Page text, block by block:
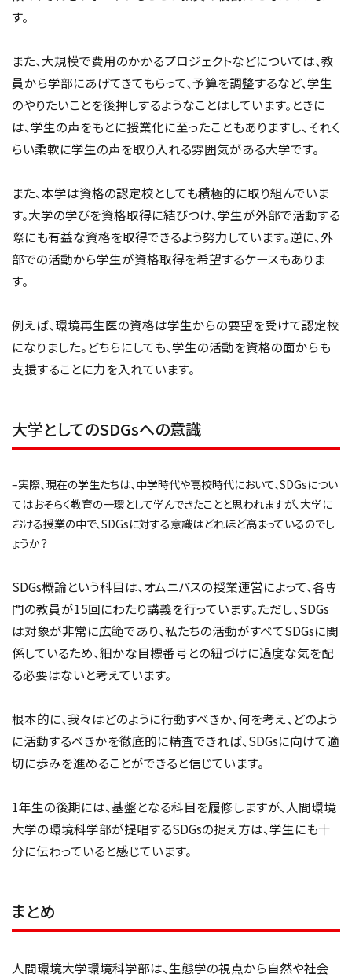
す。
また、大規模で費用のかかるプロジェクトなどについては、教
員から学部にあげてきてもらって、予算を調整するなど、学生
のやりたいことを後押しするようなことはしています。ときに
は、学生の声をもとに授業化に至ったこともありますし、それく
らい柔軟に学生の声を取り入れる雰囲気がある大学です。
また、本学は資格の認定校としても積極的に取り組んでいま
す。大学の学びを資格取得に結びつけ、学生が外部で活動する
際にも有益な資格を取得できるよう努力しています。逆に、外
部での活動から学生が資格取得を希望するケースもありま
す。
例えば、環境再生医の資格は学生からの要望を受けて認定校
になりました。どちらにしても、学生の活動を資格の面からも
支援することに力を入れています。
大学としてのSDGsへの意識
–実際、現在の学生たちは、中学時代や高校時代において、SDGsについ
てはおそらく教育の一環として学んできたことと思われますが、大学に
おける授業の中で、SDGsに対する意識はどれほど高まっているのでし
ょうか？
SDGs概論という科目は、オムニバスの授業運営によって、各専
門の教員が15回にわたり講義を行っています。ただし、SDGs
は対象が非常に広範であり、私たちの活動がすべてSDGsに関
係しているため、細かな目標番号との紐づけに過度な気を配
る必要はないと考えています。
根本的に、我々はどのように行動すべきか、何を考え、どのよう
に活動するべきかを徹底的に精査できれば、SDGsに向けて適
切に歩みを進めることができると信じています。
1年生の後期には、基盤となる科目を履修しますが、人間環境
大学の環境科学部が提唱するSDGsの捉え方は、学生にも十
分に伝わっていると感じています。
まとめ
人間環境大学環境科学部は、生態学の視点から自然や社会